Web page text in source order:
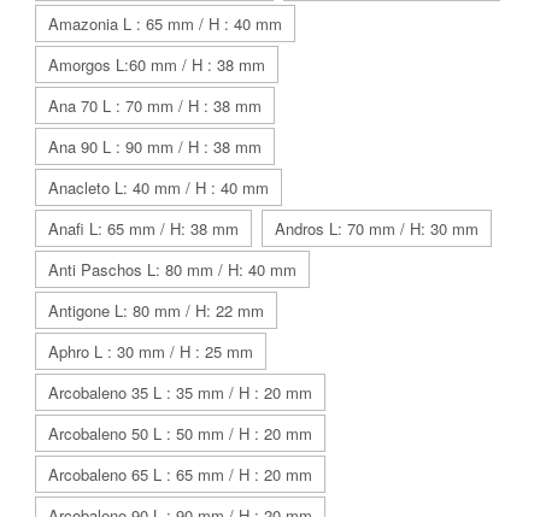
Amazonia L : 65 mm / H : 40 mm
Amorgos L:60 mm / H : 38 mm
Ana 70 L : 70 mm / H : 38 mm
Ana 90 L : 90 mm / H : 38 mm
Anacleto L: 40 mm / H : 40 mm
Anafi L: 65 mm / H: 38 mm
Andros L: 70 mm / H: 30 mm
Anti Paschos L: 80 mm / H: 40 mm
Antigone L: 80 mm / H: 22 mm
Aphro L : 30 mm / H : 25 mm
Arcobaleno 35 L : 35 mm / H : 20 mm
Arcobaleno 50 L : 50 mm / H : 20 mm
Arcobaleno 65 L : 65 mm / H : 20 mm